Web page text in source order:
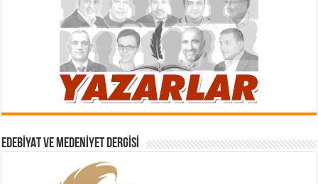
EDEBIYAT VE MEDENIYET DERGISI